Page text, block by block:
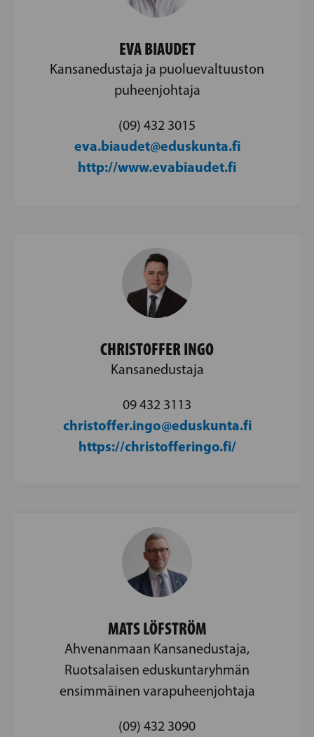
EVA BIAUDET
Kansanedustaja ja puoluevaltuuston
puheenjohtaja
(09) 432 3015
eva.biaudet@eduskunta.fi
http://www.evabiaudet.fi
CHRISTOFFER INGO
Kansanedustaja
09 432 3113
christoffer.ingo@eduskunta.fi
https://christofferingo.fi/
MATS LÖFSTRÖM
Ahvenanmaan Kansanedustaja,
Ruotsalaisen eduskuntaryhmän
ensimmäinen varapuheenjohtaja
(09) 432 3090